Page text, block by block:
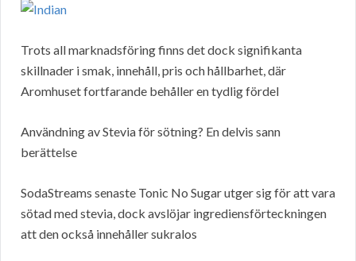
Trots all marknadsföring finns det dock signifikanta
skillnader i smak, innehåll, pris och hållbarhet, där
Aromhuset fortfarande behåller en tydlig fördel
Användning av Stevia för sötning? En delvis sann
berättelse
SodaStreams senaste Tonic No Sugar utger sig för att vara
sötad med stevia, dock avslöjar ingrediensförteckningen
att den också innehåller sukralos